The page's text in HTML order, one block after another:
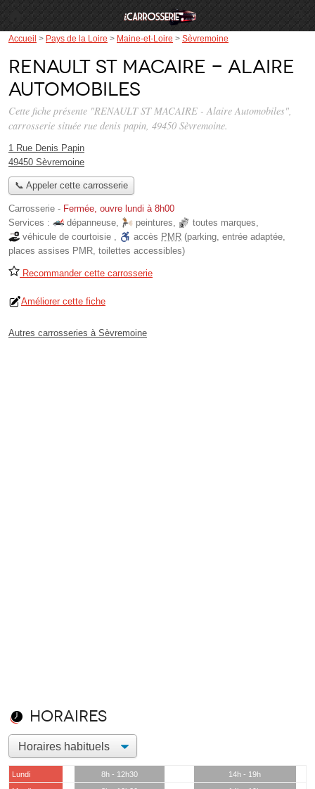
Accueil > Pays de la Loire > Maine-et-Loire > Sèvremoine
RENAULT ST MACAIRE - Alaire
Automobiles
Cette fiche présente "RENAULT ST MACAIRE - Alaire Automobiles",
carrosserie située rue denis papin, 49450 Sèvremoine.
1 Rue Denis Papin
49450 Sèvremoine
📞 Appeler cette carrosserie
Carrosserie - Fermée, ouvre lundi à 8h00
Services :
dépanneuse, peintures, toutes marques,
véhicule de courtoisie , accès PMR (parking, entrée adaptée,
places assises PMR, toilettes accessibles)
Recommander cette carrosserie
Améliorer cette fiche
Autres carrosseries à Sèvremoine
Horaires
Lundi 8h - 12h30
14h - 19h